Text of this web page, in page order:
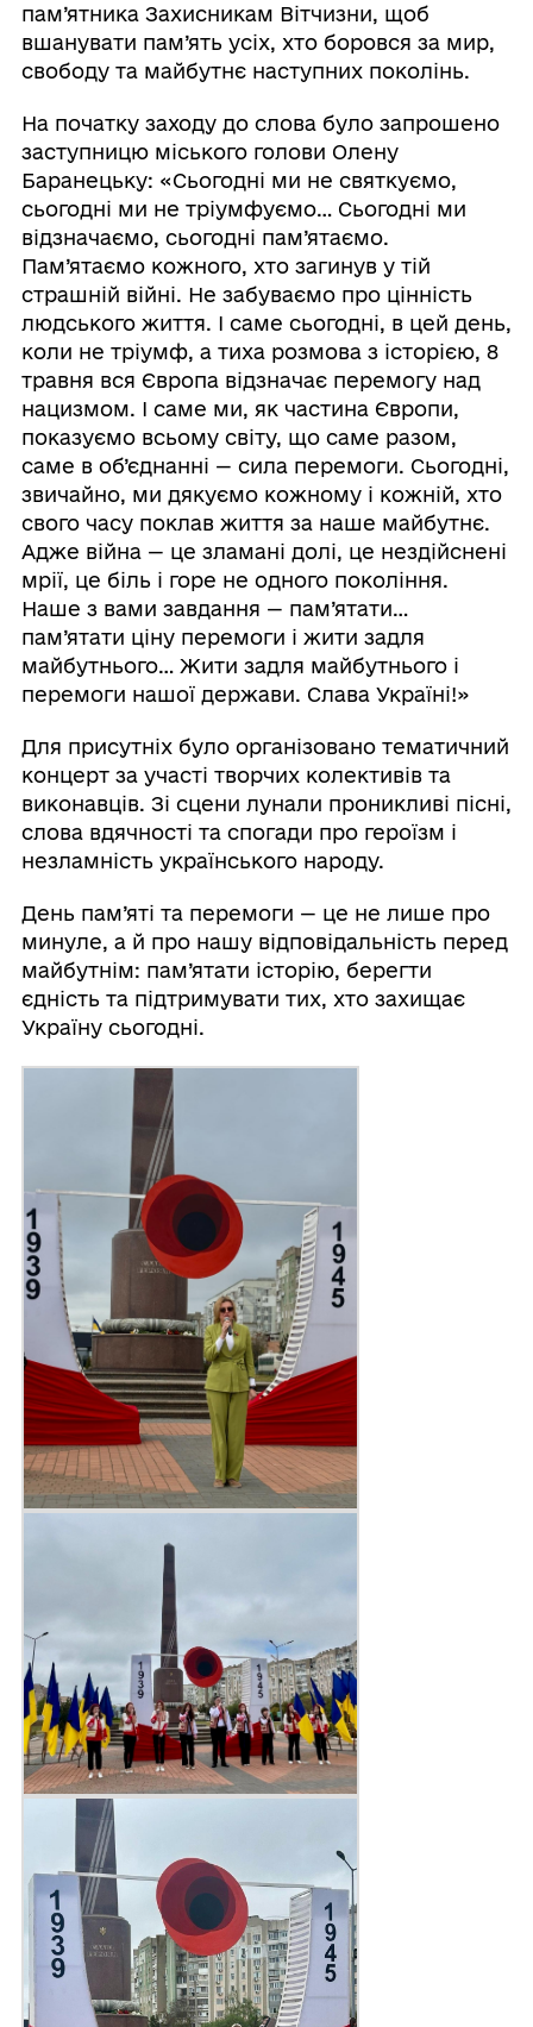
пам’ятника Захисникам Вітчизни, щоб
вшанувати пам’ять усіх, хто боровся за мир,
свободу та майбутнє наступних поколінь.
На початку заходу до слова було запрошено
заступницю міського голови Олену
Баранецьку: «Сьогодні ми не святкуємо,
сьогодні ми не тріумфуємо… Сьогодні ми
відзначаємо, сьогодні пам’ятаємо.
Пам’ятаємо кожного, хто загинув у тій
страшній війні. Не забуваємо про цінність
людського життя. І саме сьогодні, в цей день,
коли не тріумф, а тиха розмова з історією, 8
травня вся Європа відзначає перемогу над
нацизмом. І саме ми, як частина Європи,
показуємо всьому світу, що саме разом,
саме в об’єднанні — сила перемоги. Сьогодні,
звичайно, ми дякуємо кожному і кожній, хто
свого часу поклав життя за наше майбутнє.
Адже війна — це зламані долі, це нездійснені
мрії, це біль і горе не одного покоління.
Наше з вами завдання — пам’ятати…
пам’ятати ціну перемоги і жити задля
майбутнього… Жити задля майбутнього і
перемоги нашої держави. Слава Україні!»
Для присутніх було організовано тематичний
концерт за участі творчих колективів та
виконавців. Зі сцени лунали проникливі пісні,
слова вдячності та спогади про героїзм і
незламність українського народу.
День пам’яті та перемоги — це не лише про
минуле, а й про нашу відповідальність перед
майбутнім: пам’ятати історію, берегти
єдність та підтримувати тих, хто захищає
Україну сьогодні.